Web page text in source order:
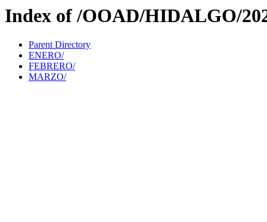
Index of /OOAD/HIDALGO/
Parent Directory
ENERO/
FEBRERO/
MARZO/